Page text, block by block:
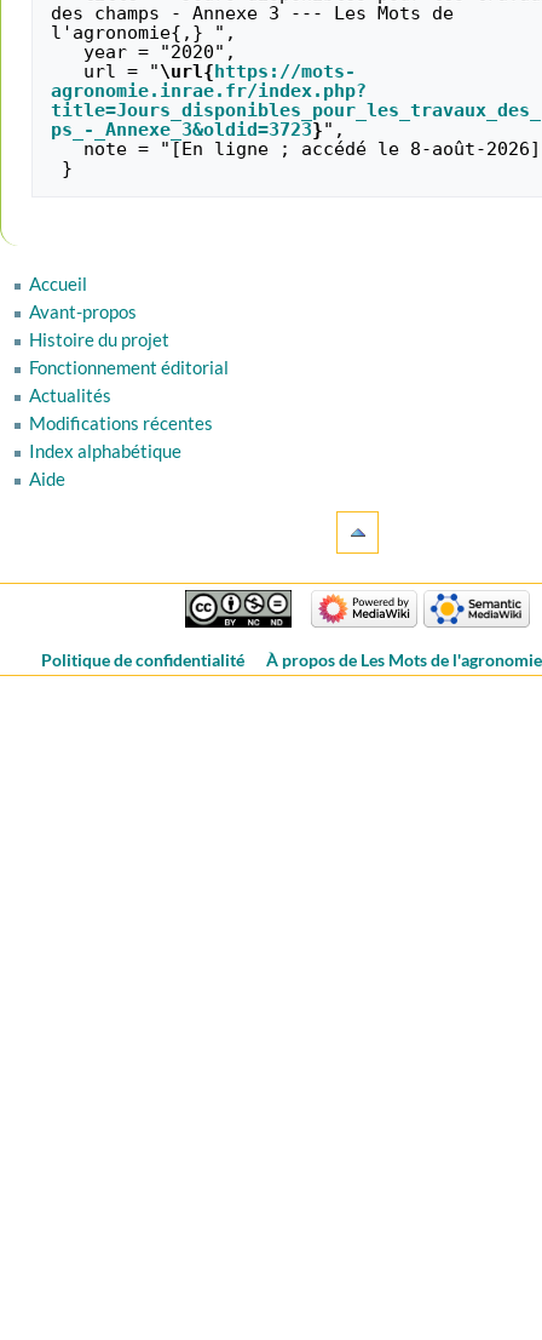
des champs - Annexe 3 --- Les Mots de
l'agronomie{,} ",
   url = "
\url{https://mots-
agronomie.inrae.fr/index.php?
ps_-_Annexe_3&oldid=3723}",
Accueil
Avant-propos
Histoire du projet
Fonctionnement éditorial
Actualités
Modifications récentes
Index alphabétique
Aide
Politique de confidentialité À propos de Les Mots de l'agronomie